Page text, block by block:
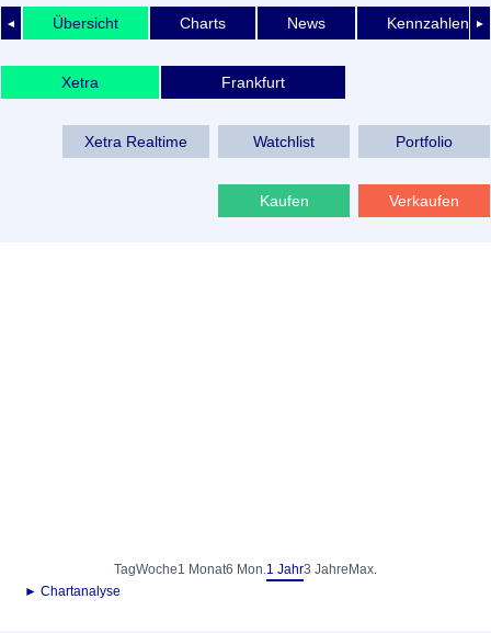
◄ ►
Übersicht Charts News Kennzahlen
Xetra Frankfurt
Xetra Realtime Watchlist Portfolio
Kaufen Verkaufen
TagWoche1 Monat6 Mon.1 Jahr3 Jahre Max.
► Chartanalyse